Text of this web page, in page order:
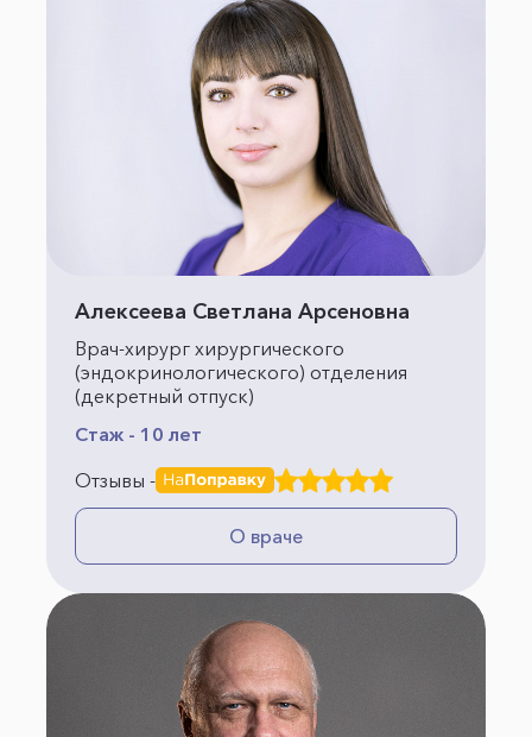
Алексеева Светлана Арсеновна
Врач-хирург хирургического
(эндокринологического) отделения
(декретный отпуск)
Стаж - 10 лет
Отзывы -
О враче